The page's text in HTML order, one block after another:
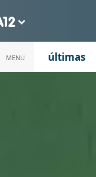
MENU últimas